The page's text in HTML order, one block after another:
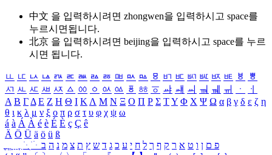
中文 을 입력하시려면 zhongwen을 입력하시고 space를
누르시면됩니다.
北京 을 입력하시려면 beijing을 입력하시고 space를 누르
시면 됩니다.
ㅥ ㅦ ㅧ ㅨ ㅩ ㅪ ㅫ ㅬ ㅭ ㅮ ㅯ ㅰ ㅱ ㅲ ㅳ ㅴ ㅵ ㅶ ㅷ ㅸ
ㅹ
ㅺ ㅻ ㅼ ㅽ ㅾ ㅿ ㆀ ㆁ ㆂ ㆃ ㆄ ㆅ ㆆ ㆇ ㆈ ㆉ ㆊ ㆋ ㆌ ㆍ
ㆎ
Α Β ΓΔ Ε Ζ Η Θ Ι ΚΛ Μ Ν Ξ Ο Π Ρ Σ ΤΥ Φ Χ Ψ Ω α β γ δ ε ζ η
θ ι κ λ μ ν ξ ο π ρ σ τ υ φ χ ψ ω
á à Á À é è É È ç Ç ê
Ä Ö Ü ä ö ü ß
ִֶֹ ֻּ ׁׂ פ ם ן ו ט א ר ק ף ך ל ח י ע כ ג ד ש ץ ת צ מ נ ה ב